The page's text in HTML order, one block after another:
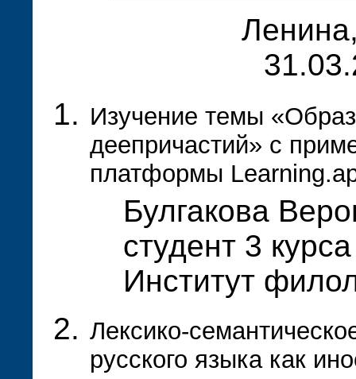
Изучение темы
деепричастий» с
платформы
Булгакова
студент 3
Институт
Лексико-
русского языка как